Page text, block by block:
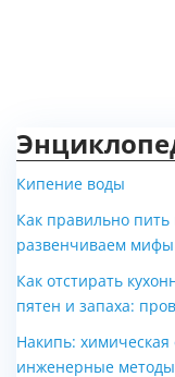
Кипение воды
Как правильно
развенчиваем
Как отстирать
пятен и запаха:
Накипь: химическая
инженерные